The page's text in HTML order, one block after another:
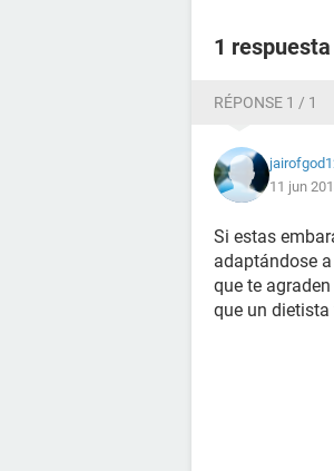
1 respuesta
RÉPONSE 1 / 1
11 jun
Si estas
adaptándose
que te
que un dietista